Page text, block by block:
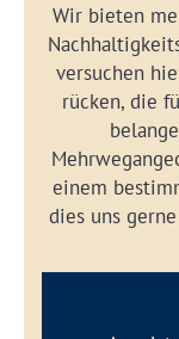
Wir bieten
versuchen
rücken, die
einem
dies uns